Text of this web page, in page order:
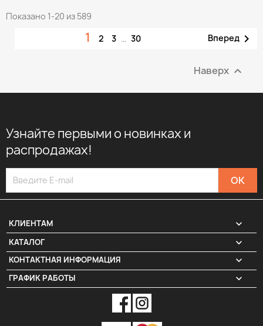
Показано 1-20 из 589
1 2 3 … 30 Вперед 
Наверх 
Узнайте первыми о новинках и
распродажах!
КЛИЕНТАМ 
КАТАЛОГ 
КОНТАКТНАЯ ИНФОРМАЦИЯ keyboard_arrow_down
ГРАФИК РАБОТЫ keyboard_arrow_down